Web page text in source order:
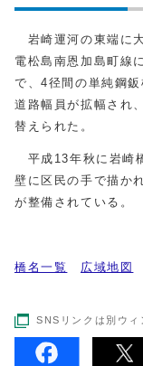
岩崎運河の東端に
電松島南恩加島町線
で、4径間の単純鋼
道路幅員が拡幅され
替えられた。
平成13年秋に岩崎
壁に区民の手で描か
が整備されている。
橋名一覧 広域地図
SNSリンクは別ウィ